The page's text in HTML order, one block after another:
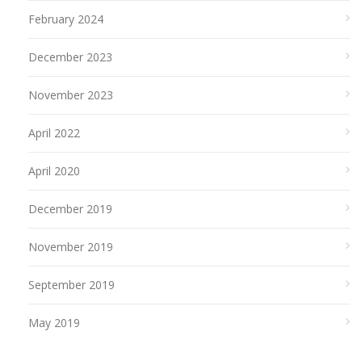
February 2024
December 2023
November 2023
April 2022
April 2020
December 2019
November 2019
September 2019
May 2019